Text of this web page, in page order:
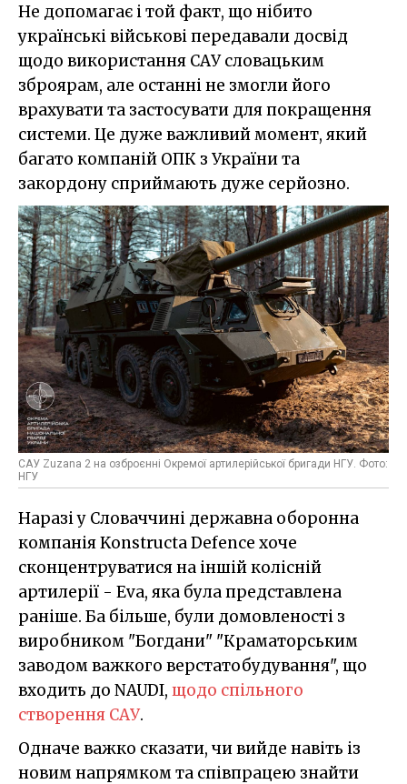
Не допомагає і той факт, що нібито
українські військові передавали досвід
щодо використання САУ словацьким
зброярам, але останні не змогли його
врахувати та застосувати для покращення
системи. Це дуже важливий момент, який
багато компаній ОПК з України та
закордону сприймають дуже серйозно.
САУ Zuzana 2 на озброєнні Окремої артилерійської бригади НГУ. Фото:
НГУ
Наразі у Словаччині державна оборонна
компанія Konstructa Defence хоче
сконцентруватися на іншій колісній
артилерії - Eva, яка була представлена
раніше. Ба більше, були домовленості з
виробником "Богдани" "Краматорським
заводом важкого верстатобудування", що
входить до NAUDI, щодо спільного
створення САУ.
Одначе важко сказати, чи вийде навіть із
новим напрямком та співпрацею знайти